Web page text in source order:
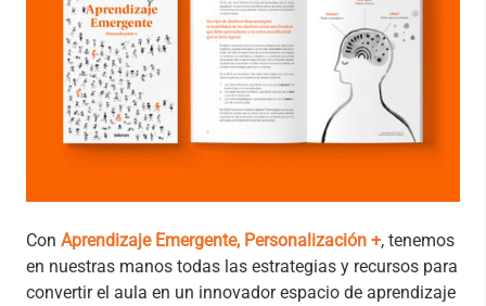
Con Aprendizaje Emergente, Personalización +, tenemos
en nuestras manos todas las estrategias y recursos para
convertir el aula en un innovador espacio de aprendizaje